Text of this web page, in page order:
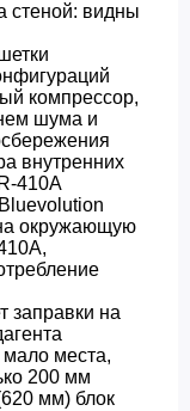
стеной: видны
компрессор,
шума и
внутренних
410A
окружающую
заправки на
мало места,
200 мм
мм) блок